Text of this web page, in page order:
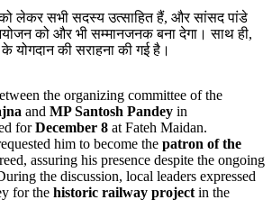
लेकर सभी सदस्य उत्साहित हैं, और सांसद पांडे
को और भी सम्मानजनक बना देगा। साथ ही,
योगदान की सराहना की गई है।
the organizing committee of the
and MP Santosh Pandey in
forDecember 8 at Fateh Maidan.
him to become the patron of the
assuring his presence despite the ongoing
the discussion, local leaders expressed
for the historic railway project in the